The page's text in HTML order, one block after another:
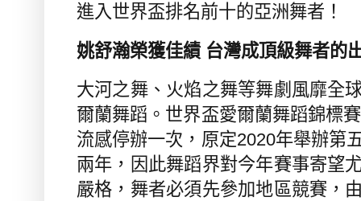
進入世界盃排名前十的亞洲舞者！
姚舒瀚榮獲佳績 台灣成頂級舞者的
大河之舞、火焰之舞等舞劇風靡全
爾蘭舞蹈。世界盃愛爾蘭舞蹈錦標
流感停辦一次，原定2020年舉辦第
兩年，因此舞蹈界對今年賽事寄望
嚴格，舞者必須先參加地區競賽，